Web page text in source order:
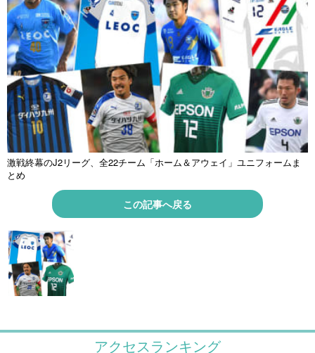
リリース ショップ
登録・ログイン/マイルーム
激戦終幕のJ2リーグ、全22チーム「ホーム＆アウェイ」ユニフォームま
とめ
この記事へ戻る
アクセスランキング